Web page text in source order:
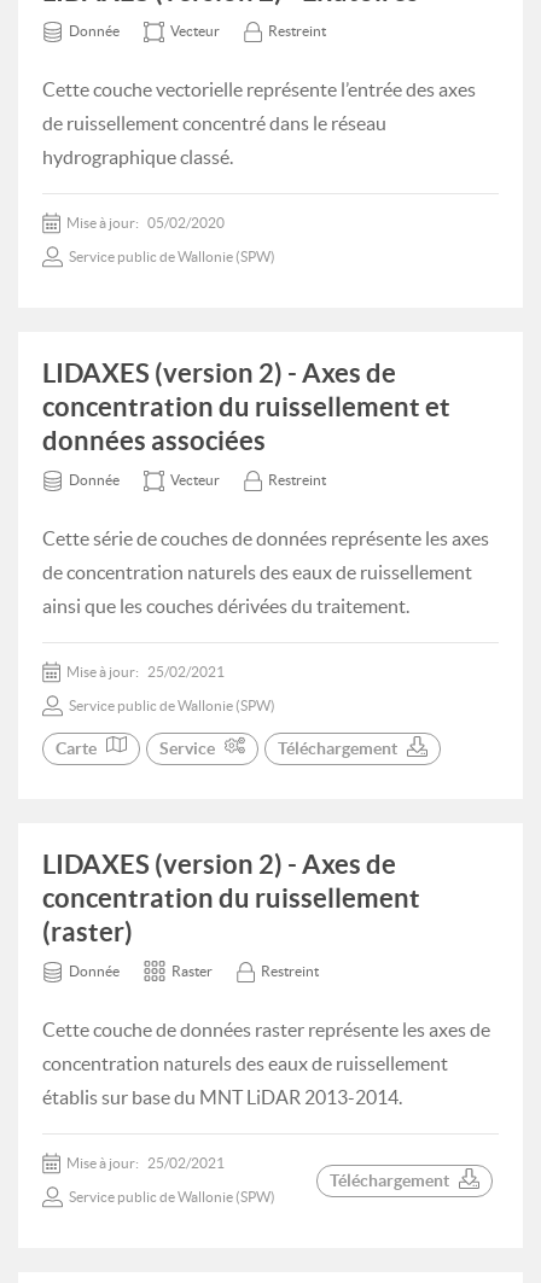
Donnée Vecteur Restreint
Cette couche vectorielle représente l’entrée des axes
de ruissellement concentré dans le réseau
hydrographique classé.
Mise à jour: 05/02/2020
Service public de Wallonie (SPW)
LIDAXES (version 2) - Axes de
concentration du ruissellement et
données associées
Donnée Vecteur Restreint
Cette série de couches de données représente les axes
de concentration naturels des eaux de ruissellement
ainsi que les couches dérivées du traitement.
Mise à jour: 25/02/2021
Service public de Wallonie (SPW)
Carte Service Téléchargement
LIDAXES (version 2) - Axes de
concentration du ruissellement
(raster)
Donnée Raster Restreint
Cette couche de données raster représente les axes de
concentration naturels des eaux de ruissellement
établis sur base du MNT LiDAR 2013-2014.
Mise à jour: 25/02/2021
Service public de Wallonie (SPW)
Téléchargement